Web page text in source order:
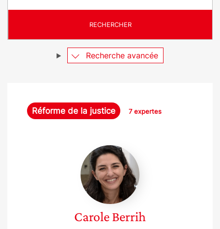
ê
e
RECHERCHER
Recherche avancée
Réforme de la justice 7 expertes
Carole
Berrih
CaroleBerrih